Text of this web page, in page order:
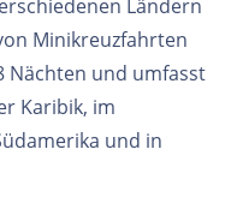
Ländern
Minikreuzfahrten
Nächten und umfasst
Karibik, im
und in